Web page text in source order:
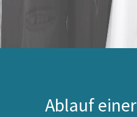
Ablauf einer